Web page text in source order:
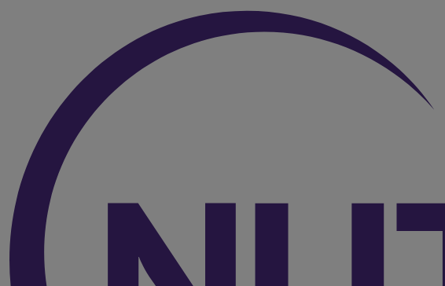
Vers le haut de la page